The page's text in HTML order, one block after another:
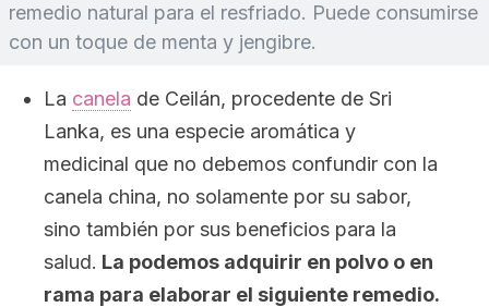
remedio natural para el resfriado. Puede consumirse
con un toque de menta y jengibre.
La canela de Ceilán, procedente de Sri
Lanka, es una especie aromática y
medicinal que no debemos confundir con la
canela china, no solamente por su sabor,
sino también por sus beneficios para la
salud. La podemos adquirir en polvo o en
rama para elaborar el siguiente remedio.